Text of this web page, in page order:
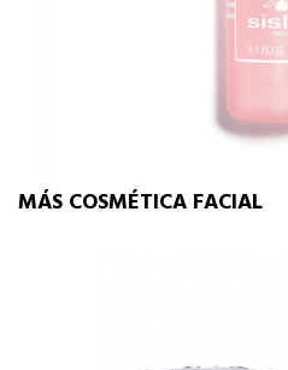
MÁS COSMÉTICA FACIAL